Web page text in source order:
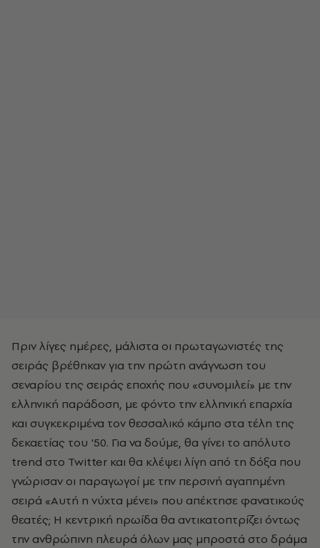
Πριν λίγες ημέρες, μάλιστα οι πρωταγωνιστές της
σειράς βρέθηκαν για την πρώτη ανάγνωση του
σεναρίου της σειράς εποχής που «συνομιλεί» με την
ελληνική παράδοση, με φόντο την ελληνική επαρχία
και συγκεκριμένα τον θεσσαλικό κάμπο στα τέλη της
δεκαετίας του '50. Για να δούμε, θα γίνει το απόλυτο
trend στο Twitter και θα κλέψει λίγη από τη δόξα που
γνώρισαν οι παραγωγοί με την περσινή αγαπημένη
σειρά «Αυτή η νύχτα μένει» που απέκτησε φανατικούς
θεατές; Η κεντρική ηρωίδα θα αντικατοπτρίζει όντως
την ανθρώπινη πλευρά όλων μας μπροστά στο δράμα